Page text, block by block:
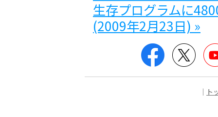
生存プログラムに
(2009年2月23日) »
Facebook
｜ ト